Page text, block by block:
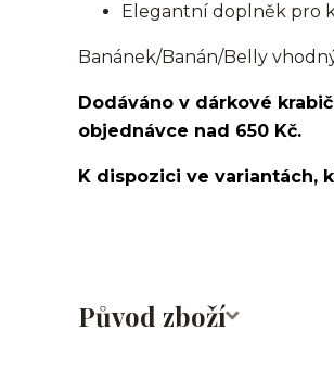
Elegantní doplněk pro
Banánek/Banán/Belly
Dodáváno v dárkové
objednávce nad 650 Kč.
K dispozici ve variantách,
Původ zboží